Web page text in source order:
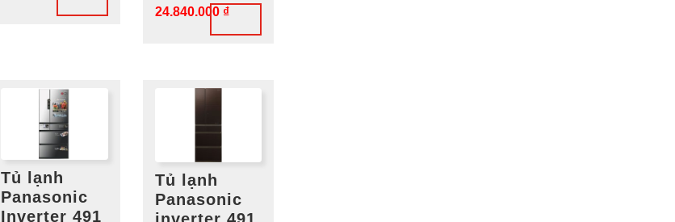
24.840.000 ₫
Tủ lạnh
Panasonic
Inverter 491
Tủ lạnh
Panasonic